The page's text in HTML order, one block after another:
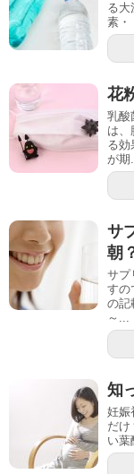
る大
素・
花
乳酸
は、
る効
が期
サ
朝
サプ
すの
の記
～...
知
妊娠
だけ
い葉